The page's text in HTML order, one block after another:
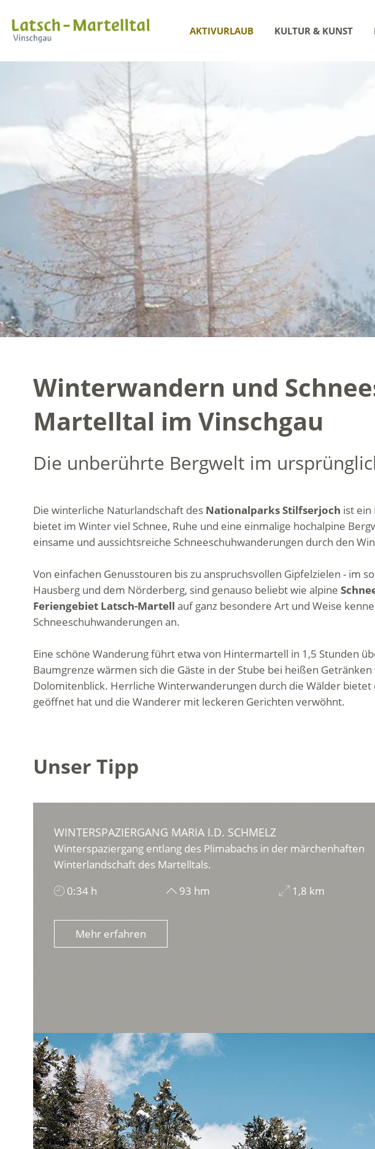
AKTIVURLAUB KULTUR & KUNST
Winterwandern und
Martelltal im Vinschgau
Die unberührte Bergwelt im
Die winterliche Naturlandschaft des Nationalparks Stilfserjoch ist ein
bietet im Winter viel Schnee, Ruhe und eine einmalige hochalpine
einsame und aussichtsreiche Schneeschuhwanderungen durch den
Von einfachen Genusstouren bis zu anspruchsvollen Gipfelzielen - im
Hausberg und dem Nörderberg, sind genauso beliebt wie alpine
Feriengebiet Latsch-Martell auf ganz besondere Art und Weise
Schneeschuhwanderungen an.
Eine schöne Wanderung führt etwa von Hintermartell in 1,5 Stunden
Baumgrenze wärmen sich die Gäste in der Stube bei heißen
Dolomitenblick. Herrliche Winterwanderungen durch die Wälder
geöffnet hat und die Wanderer mit leckeren Gerichten verwöhnt.
Unser Tipp
WINTERSPAZIERGANG MARIA I.D. SCHMELZ
Winterspaziergang entlang des Plimabachs in der märchenhaften
Winterlandschaft des Martelltals.
0:34 h
93 hm 1,8 km
Mehr erfahren